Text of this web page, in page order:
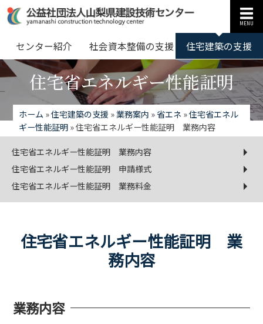
MENU
センター紹介 社会資本整備の支援 住宅建築の支援
住宅省エネルギー性能証明
ホーム »住宅建築の支援 »業務案内 »省エネ »住宅省エネル
ギー性能証明 »住宅省エネルギー性能証明 業務内容
住宅省エネルギー性能証明 業務内容
住宅省エネルギー性能証明 申請様式
住宅省エネルギー性能証明 業務料金
住宅省エネルギー性能証明 業
務内容
業務内容